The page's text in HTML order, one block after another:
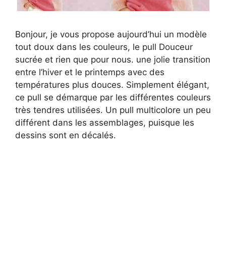
Bonjour, je vous propose aujourd’hui un modèle
tout doux dans les couleurs, le pull Douceur
sucrée et rien que pour nous. une jolie transition
entre l’hiver et le printemps avec des
températures plus douces. Simplement élégant,
ce pull se démarque par les différentes couleurs
très tendres utilisées. Un pull multicolore un peu
différent dans les assemblages, puisque les
dessins sont en décalés.